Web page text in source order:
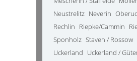
Neustrelitz Neverin
Rechlin Riepke/Cammin
Sponholz Staven / Rossow
Uckerland Uckerland /